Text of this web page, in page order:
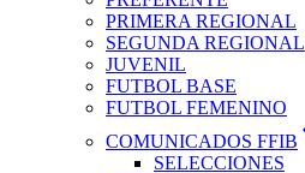
PRIMERA REGIONAL
SEGUNDA REGIONAL
JUVENIL
FUTBOL BASE
FUTBOL FEMENINO
COMUNICADOS FFIB
SELECCIONES